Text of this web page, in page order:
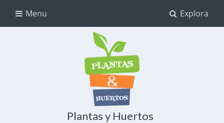
Explora
Menu
Plantas y Huertos